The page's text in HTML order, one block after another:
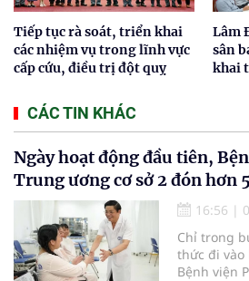
Tiếp tục rà soát, triển khai
các nhiệm vụ trong lĩnh vực
cấp cứu, điều trị đột quỵ
Lâm
sân
khai
CÁC TIN KHÁC
Ngày hoạt động đầu tiên,
Trung ương cơ sở 2 đón hơn
16:56 |
Chỉ trong
thức đi vào
Bệnh viện